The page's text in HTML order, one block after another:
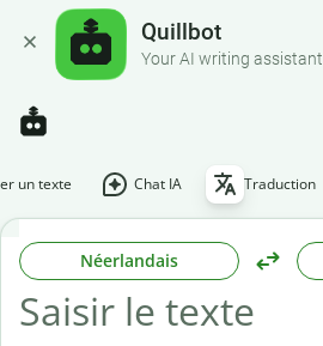
Quillbot
Your AI writing assistant
un texte Chat IA Traduction
Néerlandais